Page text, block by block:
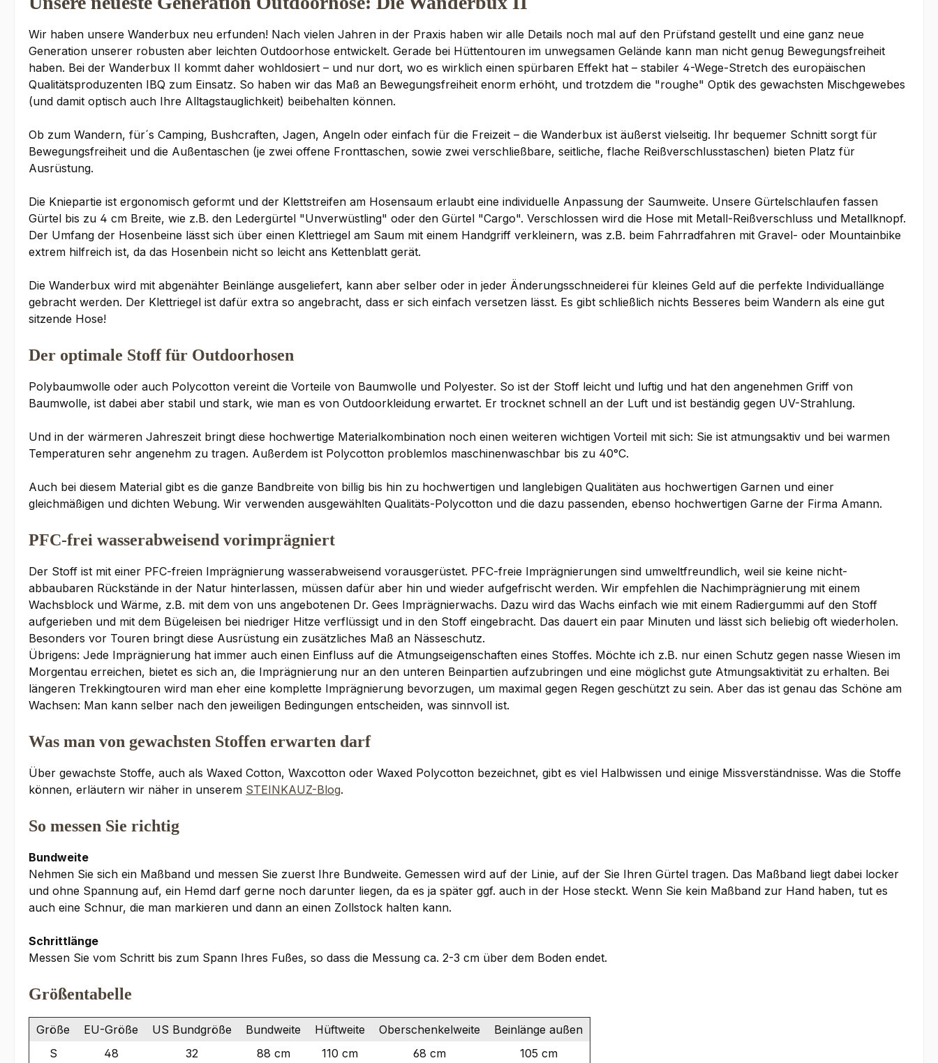
Wir haben unsere Wanderbux neu erfunden! Nach vielen Jahren in der Praxis haben wir alle Details noch mal auf den Prüfstand gestellt und eine ganz neue
Generation unserer robusten aber leichten Outdoorhose entwickelt. Gerade bei Hüttentouren im unwegsamen Gelände kann man nicht genug Bewegungsfreiheit
haben. Bei der Wanderbux II kommt daher wohldosiert – und nur dort, wo es wirklich einen spürbaren Effekt hat – stabiler 4-Wege-Stretch des europäischen
Qualitätsproduzenten IBQ zum Einsatz. So haben wir das Maß an Bewegungsfreiheit enorm erhöht, und trotzdem die "roughe" Optik des gewachsten Mischgewebes
(und damit optisch auch Ihre Alltagstauglichkeit) beibehalten können.
Ob zum Wandern, für´s Camping, Bushcraften, Jagen, Angeln oder einfach für die Freizeit – die Wanderbux ist äußerst vielseitig. Ihr bequemer Schnitt sorgt für
Bewegungsfreiheit und die Außentaschen (je zwei offene Fronttaschen, sowie zwei verschließbare, seitliche, flache Reißverschlusstaschen) bieten Platz für
Ausrüstung.
Die Kniepartie ist ergonomisch geformt und der Klettstreifen am Hosensaum erlaubt eine individuelle Anpassung der Saumweite. Unsere Gürtelschlaufen fassen
Gürtel bis zu 4 cm Breite, wie z.B. den Ledergürtel "Unverwüstling" oder den Gürtel "Cargo". Verschlossen wird die Hose mit Metall-Reißverschluss und Metallknopf.
Der Umfang der Hosenbeine lässt sich über einen Klettriegel am Saum mit einem Handgriff verkleinern, was z.B. beim Fahrradfahren mit Gravel- oder Mountainbike
extrem hilfreich ist, da das Hosenbein nicht so leicht ans Kettenblatt gerät.
Die Wanderbux wird mit abgenähter Beinlänge ausgeliefert, kann aber selber oder in jeder Änderungsschneiderei für kleines Geld auf die perfekte Individuallänge
gebracht werden. Der Klettriegel ist dafür extra so angebracht, dass er sich einfach versetzen lässt. Es gibt schließlich nichts Besseres beim Wandern als eine gut
sitzende Hose!
Der optimale Stoff für Outdoorhosen
Polybaumwolle oder auch Polycotton vereint die Vorteile von Baumwolle und Polyester. So ist der Stoff leicht und luftig und hat den angenehmen Griff von
Baumwolle, ist dabei aber stabil und stark, wie man es von Outdoorkleidung erwartet. Er trocknet schnell an der Luft und ist beständig gegen UV-Strahlung.
Und in der wärmeren Jahreszeit bringt diese hochwertige Materialkombination noch einen weiteren wichtigen Vorteil mit sich: Sie ist atmungsaktiv und bei warmen
Temperaturen sehr angenehm zu tragen. Außerdem ist Polycotton problemlos maschinenwaschbar bis zu 40°C.
Auch bei diesem Material gibt es die ganze Bandbreite von billig bis hin zu hochwertigen und langlebigen Qualitäten aus hochwertigen Garnen und einer
gleichmäßigen und dichten Webung. Wir verwenden ausgewählten Qualitäts-Polycotton und die dazu passenden, ebenso hochwertigen Garne der Firma Amann.
PFC-frei wasserabweisend vorimprägniert
Der Stoff ist mit einer PFC-freien Imprägnierung wasserabweisend vorausgerüstet. PFC-freie Imprägnierungen sind umweltfreundlich, weil sie keine nicht-
abbaubaren Rückstände in der Natur hinterlassen, müssen dafür aber hin und wieder aufgefrischt werden. Wir empfehlen die Nachimprägnierung mit einem
Wachsblock und Wärme, z.B. mit dem von uns angebotenen Dr. Gees Imprägnierwachs. Dazu wird das Wachs einfach wie mit einem Radiergummi auf den Stoff
aufgerieben und mit dem Bügeleisen bei niedriger Hitze verflüssigt und in den Stoff eingebracht. Das dauert ein paar Minuten und lässt sich beliebig oft wiederholen.
Besonders vor Touren bringt diese Ausrüstung ein zusätzliches Maß an Nässeschutz.
Übrigens: Jede Imprägnierung hat immer auch einen Einfluss auf die Atmungseigenschaften eines Stoffes. Möchte ich z.B. nur einen Schutz gegen nasse Wiesen im
Morgentau erreichen, bietet es sich an, die Imprägnierung nur an den unteren Beinpartien aufzubringen und eine möglichst gute Atmungsaktivität zu erhalten. Bei
längeren Trekkingtouren wird man eher eine komplette Imprägnierung bevorzugen, um maximal gegen Regen geschützt zu sein. Aber das ist genau das Schöne am
Wachsen: Man kann selber nach den jeweiligen Bedingungen entscheiden, was sinnvoll ist.
Was man von gewachsten Stoffen erwarten darf
Über gewachste Stoffe, auch als Waxed Cotton, Waxcotton oder Waxed Polycotton bezeichnet, gibt es viel Halbwissen und einige Missverständnisse. Was die Stoffe
können, erläutern wir näher in unserem STEINKAUZ-Blog.
So messen Sie richtig
Bundweite
Nehmen Sie sich ein Maßband und messen Sie zuerst Ihre Bundweite. Gemessen wird auf der Linie, auf der Sie Ihren Gürtel tragen. Das Maßband liegt dabei locker
und ohne Spannung auf, ein Hemd darf gerne noch darunter liegen, da es ja später ggf. auch in der Hose steckt. Wenn Sie kein Maßband zur Hand haben, tut es
auch eine Schnur, die man markieren und dann an einen Zollstock halten kann.
Schrittlänge
Messen Sie vom Schritt bis zum Spann Ihres Fußes, so dass die Messung ca. 2-3 cm über dem Boden endet.
Größentabelle
Größe EU-Größe US Bundgröße Bundweite Hüftweite Oberschenkelweite
Beinlänge außen
S
48 32 88 cm 110 cm 68 cm 105 cm